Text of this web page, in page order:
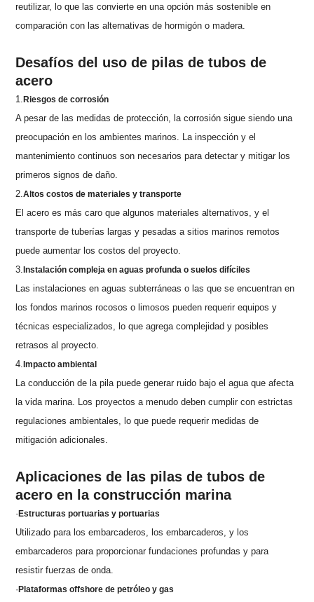
reutilizar, lo que las convierte en una opción más sostenible en
comparación con las alternativas de hormigón o madera.
Desafíos del uso de pilas de tubos de
acero
1.Riesgos de corrosión
A pesar de las medidas de protección, la corrosión sigue siendo una
preocupación en los ambientes marinos. La inspección y el
mantenimiento continuos son necesarios para detectar y mitigar los
primeros signos de daño.
2.Altos costos de materiales y transporte
El acero es más caro que algunos materiales alternativos, y el
transporte de tuberías largas y pesadas a sitios marinos remotos
puede aumentar los costos del proyecto.
3.Instalación compleja en aguas profunda o suelos difíciles
Las instalaciones en aguas subterráneas o las que se encuentran en
los fondos marinos rocosos o limosos pueden requerir equipos y
técnicas especializados, lo que agrega complejidad y posibles
retrasos al proyecto.
4.Impacto ambiental
La conducción de la pila puede generar ruido bajo el agua que afecta
la vida marina. Los proyectos a menudo deben cumplir con estrictas
regulaciones ambientales, lo que puede requerir medidas de
mitigación adicionales.
Aplicaciones de las pilas de tubos de
acero en la construcción marina
·Estructuras portuarias y portuarias
Utilizado para los embarcaderos, los embarcaderos, y los
embarcaderos para proporcionar fundaciones profundas y para
resistir fuerzas de onda.
·Plataformas offshore de petróleo y gas